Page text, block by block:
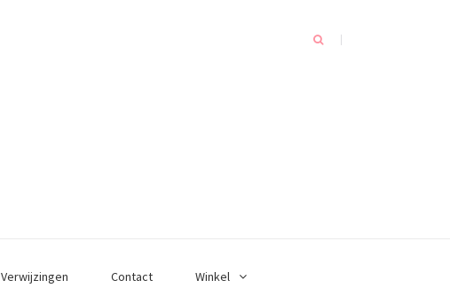
Verwijzingen Contact Winkel